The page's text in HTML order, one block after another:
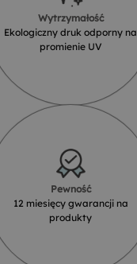
Wytrzymałość
Ekologiczny druk odporny na
promienie UV
Pewność
12 miesięcy gwarancji na
produkty